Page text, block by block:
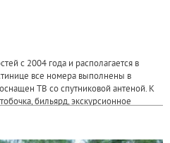
с 2004 года и располагается в
все номера выполнены в
ТВ со спутниковой антеной. К
бильярд, экскурсионное